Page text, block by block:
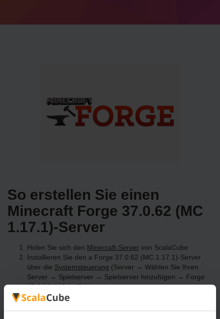
So erstellen Sie einen
Minecraft Forge 37.0.62 (MC
1.17.1)-Server
Holen Sie sich den Minecraft-Server von ScalaCube
Installieren Sie den a Forge 37.0.62 (MC 1.17.1)-Server
über die Systemsteuerung (Server → Wählen Sie Ihren
Server → Spielserver → Spielserver hinzufügen → Forge
37.0.62 (MC 1.17.1))
Viel Spaß beim Spielen auf dem Server!